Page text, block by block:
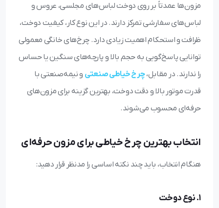
مزون‌ها عمدتاً بر روی دوخت لباس‌های مجلسی، عروس و
لباس‌های سفارشی تمرکز دارند. در این نوع کار، کیفیت دوخت،
ظرافت و استحکام اهمیت زیادی دارد. چرخ‌های خانگی معمولی
توانایی پاسخ‌گویی به حجم بالا و پارچه‌های سنگین یا حساس
را ندارند. در مقابل،چرخ خیاطی صنعتی و نیمه‌صنعتی با
قدرت موتور بالا و دقت دوخت، بهترین گزینه برای مزون‌های
حرفه‌ای محسوب می‌شوند.
انتخاب بهترین چرخ خیاطی برای مزون حرفه‌ای
هنگام انتخاب، باید چند نکته اساسی را مدنظر قرار دهید:
1. نوع دوخت